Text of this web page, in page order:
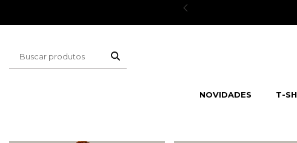
NOVIDADES T-